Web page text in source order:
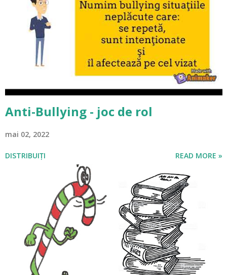
Anti-Bullying - joc de rol
mai 02, 2022
DISTRIBUIȚI READ MORE »